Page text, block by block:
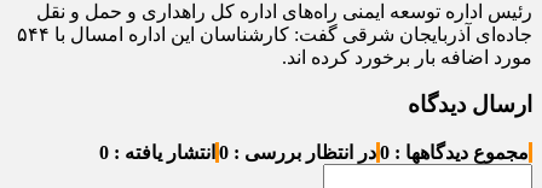
رئیس اداره توسعه ایمنی راه‌های اداره کل راهداری و حمل و نقل
جاده‌ای آذربایجان شرقی گفت: کارشناسان این‌ اداره امسال با ۵۴۴
مورد اضافه بار برخورد کرده اند.
ارسال دیدگاه
مجموع دیدگاهها : 0 در انتظار بررسی : 0 انتشار یافته : 0